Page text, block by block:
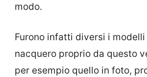
modo.
Furono infatti diversi i
nacquero proprio da questo
per esempio quello in foto,